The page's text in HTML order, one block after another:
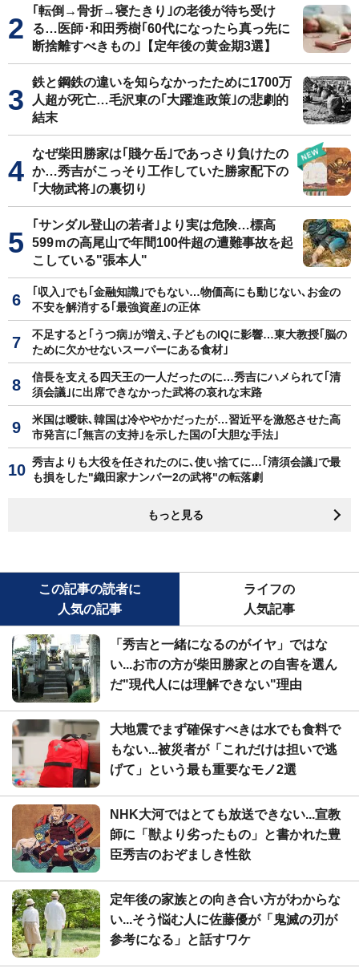
｢転倒→骨折→寝たきり｣の老後が待ち受け
る…医師･和田秀樹｢60代になったら真っ先に
断捨離すべきもの｣【定年後の黄金期3選】
鉄と鋼鉄の違いを知らなかったために1700万
人超が死亡…毛沢東の｢大躍進政策｣の悲劇的
結末
なぜ柴田勝家は｢賤ケ岳｣であっさり負けたの
か…秀吉がこっそり工作していた勝家配下の
｢大物武将｣の裏切り
｢サンダル登山の若者｣より実は危険…標高
599ｍの高尾山で年間100件超の遭難事故を起
こしている"張本人"
｢収入｣でも｢金融知識｣でもない…物価高にも動じない､お金の
不安を解消する｢最強資産｣の正体
不足すると｢うつ病｣が増え､子どものIQに影響…東大教授｢脳の
ために欠かせないスーパーにある食材｣
信長を支える四天王の一人だったのに…秀吉にハメられて｢清
須会議｣に出席できなかった武将の哀れな末路
米国は曖昧､韓国は冷ややかだったが…習近平を激怒させた高
市発言に｢無言の支持｣を示した国の｢大胆な手法｣
秀吉よりも大役を任されたのに､使い捨てに…｢清須会議｣で最
も損をした"織田家ナンバー2の武将"の転落劇
もっと見る
この記事の読者に
人気の記事
ライフの
人気記事
「秀吉と一緒になるのがイヤ」ではな
い...お市の方が柴田勝家との自害を選ん
だ"現代人には理解できない"理由
大地震でまず確保すべきは水でも食料で
もない...被災者が「これだけは担いで逃
げて」という最も重要なモノ2選
NHK大河ではとても放送できない...宣教
師に「獣より劣ったもの」と書かれた豊
臣秀吉のおぞましき性欲
定年後の家族との向き合い方がわからな
い...そう悩む人に佐藤優が「鬼滅の刃が
参考になる」と話すワケ